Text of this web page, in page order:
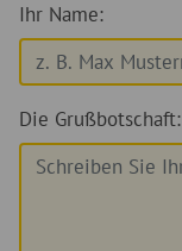
Ihr Name:
Die Grußbotschaft: